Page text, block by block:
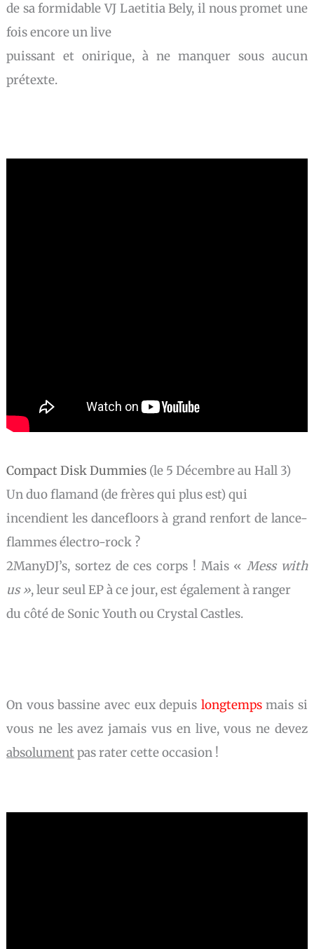
de sa formidable VJ Laetitia Bely, il nous promet une
fois encore un live
puissant et onirique, à ne manquer sous aucun
prétexte.
Compact Disk Dummies (le 5 Décembre au Hall 3)
Un duo flamand (de frères qui plus est) qui
incendient les dancefloors à grand renfort de lance-
flammes électro-rock ?
2ManyDJ’s, sortez de ces corps ! Mais «Mess with
us », leur seul EP à ce jour, est également à ranger
du côté de Sonic Youth ou Crystal Castles.
On vous bassine avec eux depuis longtempsmais si
vous ne les avez jamais vus en live, vous ne devez
absolument pas rater cette occasion !